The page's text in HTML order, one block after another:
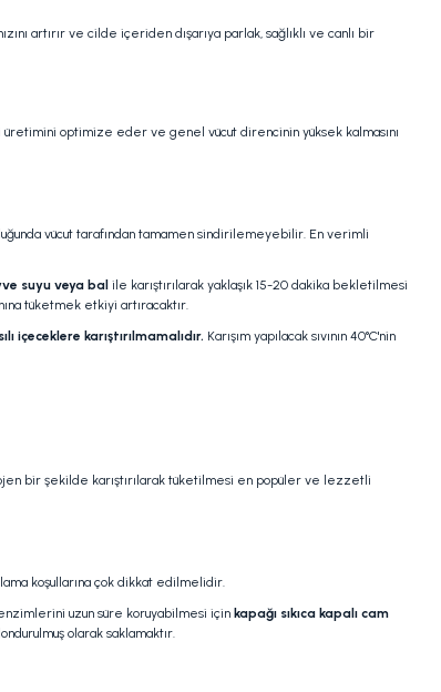
artırır ve cilde içeriden dışarıya parlak, sağlıklı ve canlı bir
optimize eder ve genel vücut direncinin yüksek kalmasını
vücut tarafından tamamen sindirilemeyebilir. En verimli
suyu veya bal ile karıştırılarak yaklaşık 15-20 dakika bekletilmesi
tüketmek etkiyi artıracaktır.
içeceklere karıştırılmamalıdır. Karışım yapılacak sıvının 40°C'nin
bir şekilde karıştırılarak tüketilmesi en popüler ve lezzetli
koşullarına çok dikkat edilmelidir.
enzimlerini uzun süre koruyabilmesi için kapağı sıkıca kapalı cam
olarak saklamaktır.